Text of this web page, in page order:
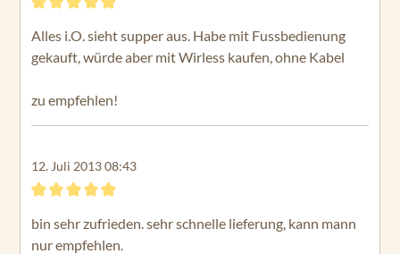
Alles i.O. sieht supper aus. Habe mit Fussbedienung
gekauft, würde aber mit Wirless kaufen, ohne Kabel
zu empfehlen!
12. Juli 2013 08:43
bin sehr zufrieden. sehr schnelle lieferung, kann mann
nur empfehlen.